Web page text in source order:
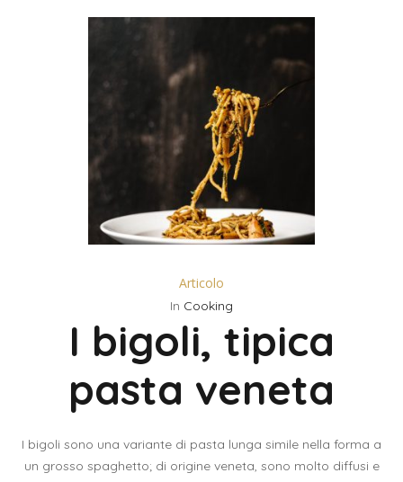
Articolo
In Cooking
I bigoli, tipica
pasta veneta
I bigoli sono una variante di pasta lunga simile nella forma a
un grosso spaghetto; di origine veneta, sono molto diffusi e